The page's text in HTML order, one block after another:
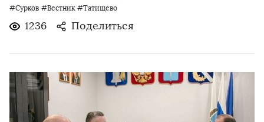
#Сурков #Вестник #Татищево
1236 Поделиться